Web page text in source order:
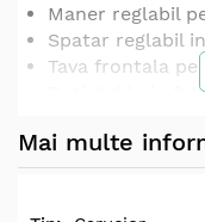
Maner reglabil
Spatar reglabil
Tava frontala
Roti duble in
Cos de
Pliere rapida si
Mai multe